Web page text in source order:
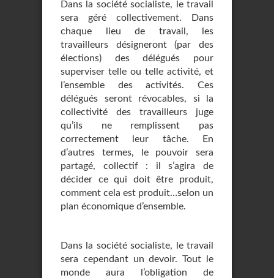
Dans la société socialiste, le travail
sera géré collectivement. Dans
chaque lieu de travail, les
travailleurs désigneront (par des
élections) des délégués pour
superviser telle ou telle activité, et
l’ensemble des activités. Ces
délégués seront révocables, si la
collectivité des travailleurs juge
qu’ils ne remplissent pas
correctement leur tâche. En
d’autres termes, le pouvoir sera
partagé, collectif : il s’agira de
décider ce qui doit être produit,
comment cela est produit…selon un
plan économique d’ensemble.
Dans la société socialiste, le travail
sera cependant un devoir. Tout le
monde aura l’obligation de